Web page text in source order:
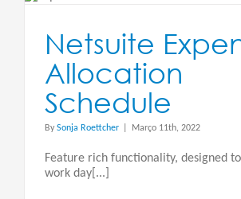
Netsuite
Allocation
Schedule
By Sonja Roettcher Março 11th, 2022
Feature rich functionality, designed
work day[...]